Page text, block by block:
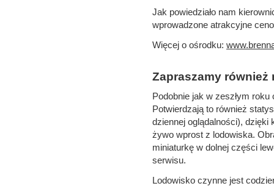
Jak powiedziało nam
wprowadzone atrakcyjne
Więcej o ośrodku:
Zapraszamy również
Podobnie jak w zeszłym
Potwierdzają to również
dziennej oglądalności), dzięki
żywo wprost z lodowiska.
miniaturkę w dolnej części
serwisu.
Lodowisko czynne jest